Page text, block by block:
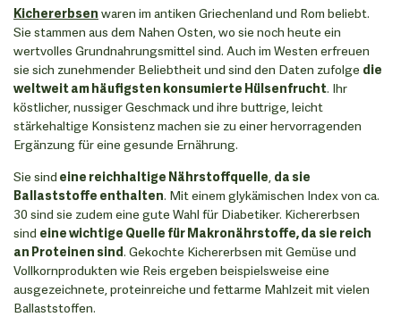
Kichererbsen waren im antiken Griechenland und Rom beliebt.
Sie stammen aus dem Nahen Osten, wo sie noch heute ein
wertvolles Grundnahrungsmittel sind. Auch im Westen erfreuen
sie sich zunehmender Beliebtheit und sind den Daten zufolge die
weltweit am häufigsten konsumierte Hülsenfrucht. Ihr
köstlicher, nussiger Geschmack und ihre buttrige, leicht
stärkehaltige Konsistenz machen sie zu einer hervorragenden
Ergänzung für eine gesunde Ernährung.
Sie sind eine reichhaltige Nährstoffquelle da sie
Ballaststoffe enthalten. Mit einem glykämischen Index von ca.
30 sind sie zudem eine gute Wahl für Diabetiker. Kichererbsen
sind eine wichtige Quelle für Makronährstoffe, da sie reich
an Proteinen sind. Gekochte Kichererbsen mit Gemüse und
Vollkornprodukten wie Reis ergeben beispielsweise eine
ausgezeichnete, proteinreiche und fettarme Mahlzeit mit vielen
Ballaststoffen.